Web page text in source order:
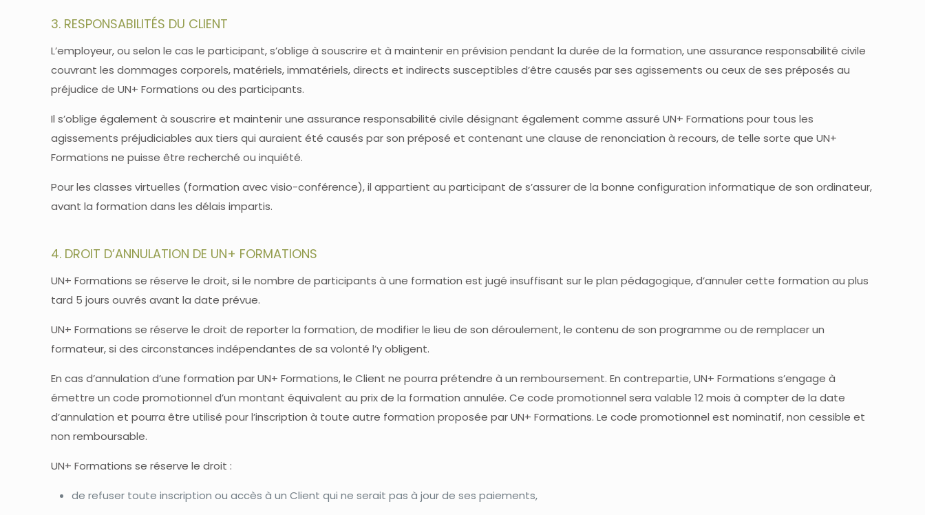
3. RESPONSABILITÉS DU CLIENT
L’employeur, ou selon le cas le participant, s’oblige à souscrire et à maintenir en prévision pendant la durée de la formation, une assurance responsabilité civile
couvrant les dommages corporels, matériels, immatériels, directs et indirects susceptibles d’être causés par ses agissements ou ceux de ses préposés au
préjudice de UN+ Formations ou des participants.
Il s’oblige également à souscrire et maintenir une assurance responsabilité civile désignant également comme assuré UN+ Formations pour tous les
agissements préjudiciables aux tiers qui auraient été causés par son préposé et contenant une clause de renonciation à recours, de telle sorte que UN+
Formations ne puisse être recherché ou inquiété.
Pour les classes virtuelles (formation avec visio-conférence), il appartient au participant de s’assurer de la bonne configuration informatique de son ordinateur,
avant la formation dans les délais impartis.
4. DROIT D’ANNULATION DE UN+ FORMATIONS
UN+ Formations se réserve le droit, si le nombre de participants à une formation est jugé insuffisant sur le plan pédagogique, d’annuler cette formation au plus
tard 5 jours ouvrés avant la date prévue.
UN+ Formations se réserve le droit de reporter la formation, de modifier le lieu de son déroulement, le contenu de son programme ou de remplacer un
formateur, si des circonstances indépendantes de sa volonté l’y obligent.
En cas d’annulation d’une formation par UN+ Formations, le Client ne pourra prétendre à un remboursement. En contrepartie, UN+ Formations s’engage à
émettre un code promotionnel d’un montant équivalent au prix de la formation annulée. Ce code promotionnel sera valable 12 mois à compter de la date
d’annulation et pourra être utilisé pour l’inscription à toute autre formation proposée par UN+ Formations. Le code promotionnel est nominatif, non cessible et
non remboursable.
UN+ Formations se réserve le droit :
de refuser toute inscription ou accès à un Client qui ne serait pas à jour de ses paiements,